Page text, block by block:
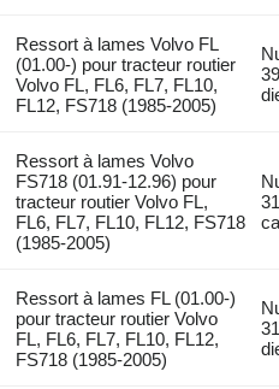
Ressort à lames Volvo FL
(01.00-) pour tracteur routier
Volvo FL, FL6, FL7, FL10,
FL12, FS718 (1985-2005)
Ressort à lames Volvo
FS718 (01.91-12.96) pour
tracteur routier Volvo FL,
FL6, FL7, FL10, FL12, FS718
(1985-2005)
Ressort à lames FL (01.00-)
pour tracteur routier Volvo
FL, FL6, FL7, FL10, FL12,
FS718 (1985-2005)